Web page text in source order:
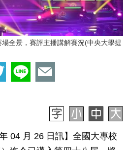
全景，賽評主播講解賽況(中央大學提
04 月 26 日訊】全國大專校